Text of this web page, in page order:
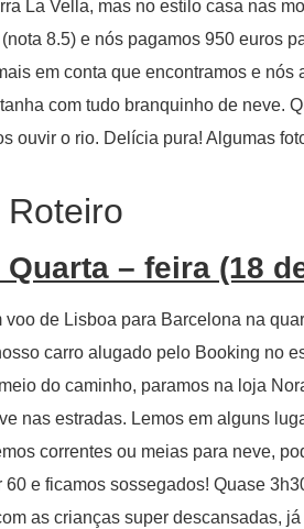
La Vella, mas no estilo casa nas
(nota 8.5) e nós pagamos 950 euros
em conta que encontramos e
com tudo branquinho de neve.
ouvir o rio. Delícia pura! Algumas
Roteiro
Quarta – feira (18
voo de Lisboa para Barcelona na
carro alugado pelo Booking no
do caminho, paramos na loja
nas estradas. Lemos em alguns
correntes ou meias para neve,
60 e ficamos sossegados! Quase
as crianças super descansadas,